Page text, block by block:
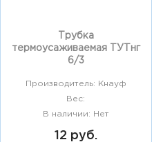
Трубка
термоусаживаемая ТУТнг
6/3
Производитель: Кнауф
Вес:
В наличии: Нет
12 руб.